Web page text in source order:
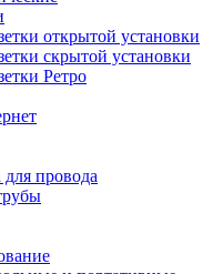
открытой установки
скрытой установки
Ретро
провода